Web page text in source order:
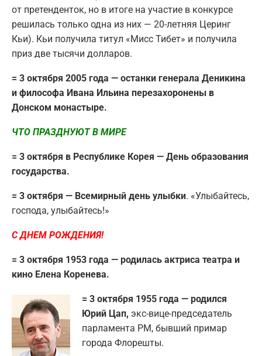
от претенденток, но в итоге на участие в конкурсе
решилась только одна из них — 20-летняя Церинг
Кьи). Кьи получила титул «Мисс Тибет» и получила
приз две тысячи долларов.
= 3 октября 2005 года — останки генерала Деникина
и философа Ивана Ильина перезахоронены в
Донском монастыре.
ЧТО ПРАЗДНУЮТ В МИРЕ
= 3 октября в Республике Корея — День образования
государства.
= 3 октября — Всемирный день улыбки. «Улыбайтесь,
господа, улыбайтесь!»
С ДНЕМ РОЖДЕНИЯ!
= 3 октября 1953 года — родилась актриса театра и
кино Елена Коренева.
= 3 октября 1955 года — родился
Юрий Цап, экс-вице-председатель
парламента РМ, бывший примар
города Флорешты.